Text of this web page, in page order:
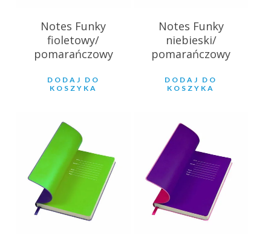
Notes Funky
fioletowy/
pomarańczowy
DODAJ DO
KOSZYKA
Notes Funky
niebieski/
pomarańczowy
DODAJ DO
KOSZYKA
27.39zł 27.39zł